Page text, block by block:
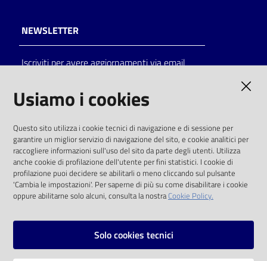
NEWSLETTER
Iscriviti per avere aggiornamenti via email
solo alle condizioni previste dalla direttiva
comunitaria 2003/98/CE e dal d.lgs. 36/2006
SOCIAL
Instagram
Usiamo i cookies
Questo sito utilizza i cookie tecnici di navigazione e di sessione per
garantire un miglior servizio di navigazione del sito, e cookie analitici per
raccogliere informazioni sull'uso del sito da parte degli utenti. Utilizza
anche cookie di profilazione dell'utente per fini statistici. I cookie di
profilazione puoi decidere se abilitarli o meno cliccando sul pulsante
'Cambia le impostazioni'. Per saperne di più su come disabilitare i cookie
oppure abilitarne solo alcuni, consulta la nostraCookie Policy.
Solo cookies tecnici